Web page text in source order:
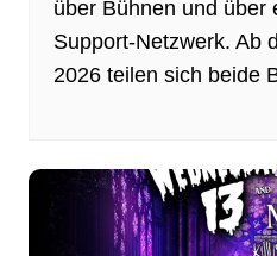
über Bühnen und über
Support-Netzwerk. Ab
2026 teilen sich beide